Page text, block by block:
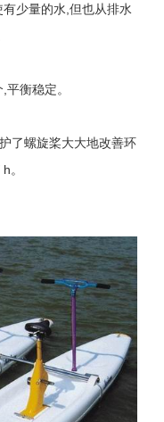
少量的水,但也从排水
衡稳定。
螺旋桨大大地改善环
。